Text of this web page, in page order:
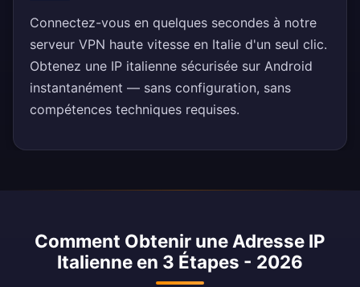
Connectez-vous en quelques secondes à notre
serveur VPN haute vitesse en Italie d'un seul clic.
Obtenez une IP italienne sécurisée sur Android
instantanément — sans configuration, sans
compétences techniques requises.
Comment Obtenir une Adresse IP
Italienne en 3 Étapes - 2026